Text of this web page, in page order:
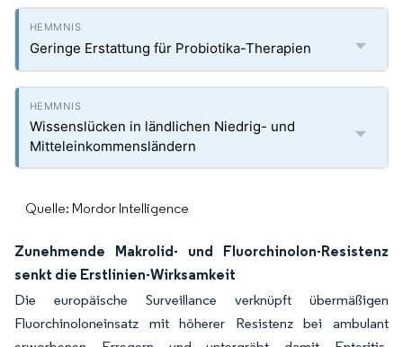
Geringe Erstattung für Probiotika-Therapien
Wissenslücken in ländlichen Niedrig- und
Mitteleinkommensländern
Quelle: Mordor Intelligence
Zunehmende Makrolid- und Fluorchinolon-Resistenz
senkt die Erstlinien-Wirksamkeit
Die europäische Surveillance verknüpft übermäßigen
Fluorchinoloneinsatz mit höherer Resistenz bei ambulant